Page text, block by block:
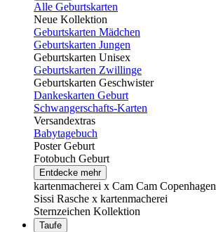
Alle Geburtskarten
Neue Kollektion
Geburtskarten Mädchen
Geburtskarten Jungen
Geburtskarten Unisex
Geburtskarten Zwillinge
Geburtskarten Geschwister
Dankeskarten Geburt
Schwangerschafts-Karten
Versandextras
Babytagebuch
Poster Geburt
Fotobuch Geburt
Entdecke mehr
kartenmacherei x Cam Cam Copenhagen
Sissi Rasche x kartenmacherei
Sternzeichen Kollektion
Taufe